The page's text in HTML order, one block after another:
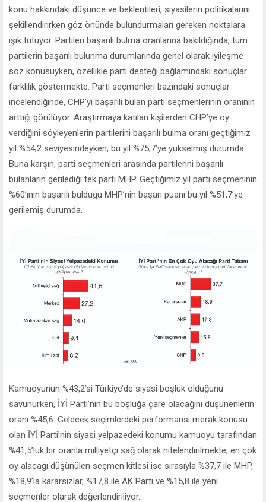
konu hakkındaki düşünce ve beklentileri, siyasilerin politikalarını
şekillendirirken göz önünde bulundurmaları gereken noktalara
ışık tutuyor. Partileri başarılı bulma oranlarına bakıldığında, tüm
partilerin başarılı bulunma durumlarında genel olarak iyileşme
söz konusuyken, özellikle parti desteği bağlamındaki sonuçlar
farklılık göstermekte. Parti seçmenleri bazındaki sonuçlar
incelendiğinde, CHP’yi başarılı bulan parti seçmenlerinin oranının
arttığı görülüyor. Araştırmaya katılan kişilerden CHP’ye oy
verdiğini söyleyenlerin partilerini başarılı bulma oranı geçtiğimiz
yıl %54,2 seviyesindeyken, bu yıl %75,7’ye yükselmiş durumda.
Buna karşın, parti seçmenleri arasında partilerini başarılı
bulanların gerilediği tek parti MHP. Geçtiğimiz yıl parti seçmeninin
%60’ının başarılı bulduğu MHP’nin başarı puanı bu yıl %51,7’ye
gerilemiş durumda.
Kamuoyunun %43,2’si Türkiye’de siyasi boşluk olduğunu
savunurken, İYİ Parti’nin bu boşluğa çare olacağını düşünenlerin
oranı %45,6. Gelecek seçimlerdeki performansı merak konusu
olan İYİ Parti’nin siyasi yelpazedeki konumu kamuoyu tarafından
%41,5’luk bir oranla milliyetçi sağ olarak nitelendirilmekte; en çok
oy alacağı düşünülen seçmen kitlesi ise sırasıyla %37,7 ile MHP,
%18,9’la kararsızlar, %17,8 ile AK Parti ve %15,8 ile yeni
seçmenler olarak değerlendiriliyor.